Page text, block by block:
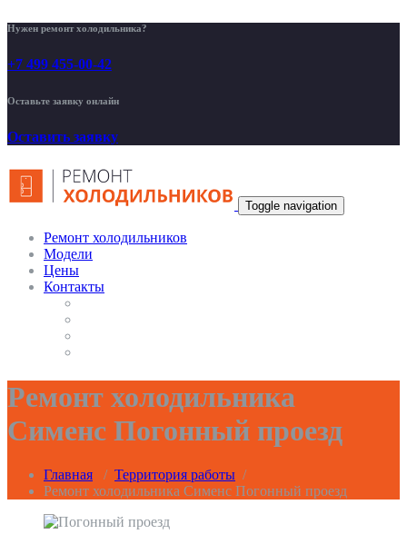
Нужен ремонт холодильника?
+7 499 455-00-42
Оставьте заявку онлайн
Оставить заявку
Toggle navigation
Ремонт холодильников
Модели
Цены
Контакты
Ремонт холодильника
Сименс Погонный проезд
Главная / Территория работы /
Ремонт холодильника Сименс Погонный проезд